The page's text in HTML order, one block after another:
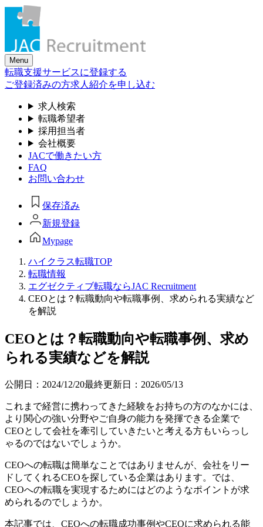
Skip
content
Menu
転職支援サービスに登録する
ご登録済みの方求人紹介を申し込む
求人検索
転職希望者
採用担当者
会社概要
JACで働きたい方
FAQ
お問い合わせ
保存済み
新規登録
Mypage
ハイクラス転職TOP
転職情報
エグゼクティブ転職ならJAC Recruitment
CEOとは？転職動向や転職事例、求められる実績など
を解説
CEOとは？転職動向や転職事例、求め
られる実績などを解説
公開日： 2024/12/20最終更新日： 2026/05/13
これまで経営に携わってきた経験をお持ちの方のなかには、
より関心の強い分野やご自身の能力を発揮できる企業で
CEOとして会社を牽引していきたいと考える方もいらっし
ゃるのではないでしょうか。
CEOへの転職は簡単なことではありませんが、会社をリー
ドしてくれるCEOを探している企業はあります。では、
CEOへの転職を実現するためにはどのようなポイントが求
められるのでしょうか。
本記事では、CEOへの転職成功事例やCEOに求められる能